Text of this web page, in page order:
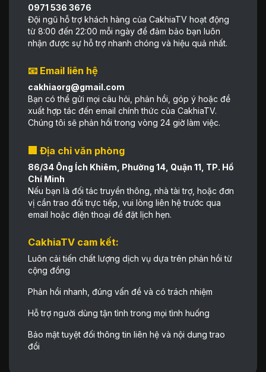
0971 536 3676
Đội ngũ hỗ trợ khách hàng của CakhiaTV hoạt động
từ 8:00 đến 22:00 mỗi ngày để đảm bảo bạn luôn
nhận được sự hỗ trợ nhanh chóng và hiệu quả nhất.
📧 Email liên hệ
cakhiaorg@gmail.com
Bạn có thể gửi mọi câu hỏi, phản hồi, góp ý hoặc đề
xuất hợp tác đến email chính thức của CakhiaTV.
Chúng tôi sẽ phản hồi trong vòng 24 giờ làm việc.
Địa chỉ văn phòng
86/34 Ông Ích Khiêm, Phường 14, Quận 11, TP. Hồ
Chí Minh
Nếu bạn là đối tác truyền thông, nhà tài trợ, hoặc đơn
vị cần trao đổi trực tiếp, vui lòng liên hệ trước qua
email hoặc điện thoại để đặt lịch hẹn.
CakhiaTV cam kết:
Luôn cải tiến chất lượng dịch vụ dựa trên phản hồi từ
cộng đồng
Phản hồi nhanh, đúng vấn đề và có trách nhiệm
Hỗ trợ người dùng tận tình trong mọi tình huống
Bảo mật tuyệt đối thông tin liên hệ và nội dung trao
đổi